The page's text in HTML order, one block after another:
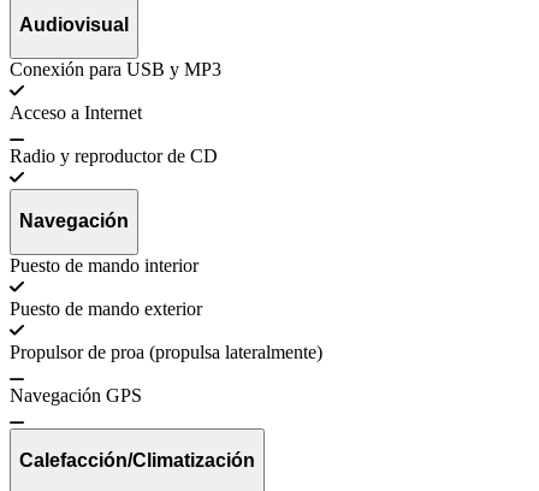
Audiovisual
Conexión para USB y MP3
Acceso a Internet
Radio y reproductor de CD
Navegación
Puesto de mando interior
Puesto de mando exterior
Propulsor de proa (propulsa lateralmente)
Navegación GPS
Calefacción/Climatización